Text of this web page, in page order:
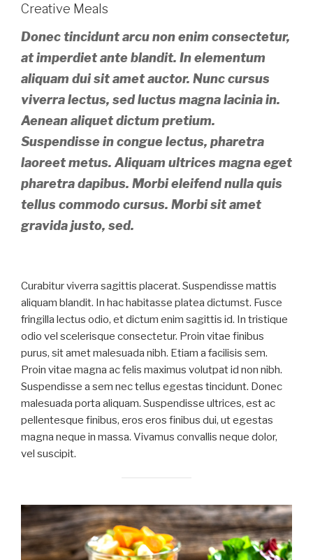
Creative Meals
Donec tincidunt arcu non enim consectetur,
at imperdiet ante blandit. In elementum
aliquam dui sit amet auctor. Nunc cursus
viverra lectus, sed luctus magna lacinia in.
Aenean aliquet dictum pretium.
Suspendisse in congue lectus, pharetra
laoreet metus. Aliquam ultrices magna eget
pharetra dapibus. Morbi eleifend nulla quis
tellus commodo cursus. Morbi sit amet
gravida justo, sed.
Curabitur viverra sagittis placerat. Suspendisse mattis
aliquam blandit. In hac habitasse platea dictumst. Fusce
fringilla lectus odio, et dictum enim sagittis id. In tristique
odio vel scelerisque consectetur. Proin vitae finibus
purus, sit amet malesuada nibh. Etiam a facilisis sem.
Proin vitae magna ac felis maximus volutpat id non nibh.
Suspendisse a sem nec tellus egestas tincidunt. Donec
malesuada porta aliquam. Suspendisse ultrices, est ac
pellentesque finibus, eros eros finibus dui, ut egestas
magna neque in massa. Vivamus convallis neque dolor,
vel suscipit.